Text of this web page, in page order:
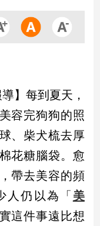
】每到夏天，
容完狗狗的照
、柴犬梳去厚
花糖腦袋。愈
帶去美容的頻
人仍以為「 美
這件事遠比想